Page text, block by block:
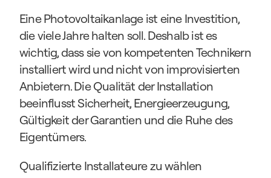
Eine Photovoltaikanlage ist eine Investition,
die viele Jahre halten soll. Deshalb ist es
wichtig, dass sie von kompetenten Technikern
installiert wird und nicht von improvisierten
Anbietern. Die Qualität der Installation
beeinflusst Sicherheit, Energieerzeugung,
Gültigkeit der Garantien und die Ruhe des
Eigentümers.
Qualifizierte Installateure zu wählen